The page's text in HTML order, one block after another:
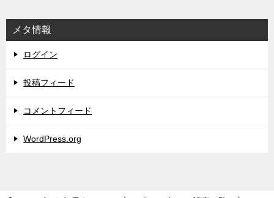
メタ情報
ログイン
投稿フィード
コメントフィード
WordPress.org